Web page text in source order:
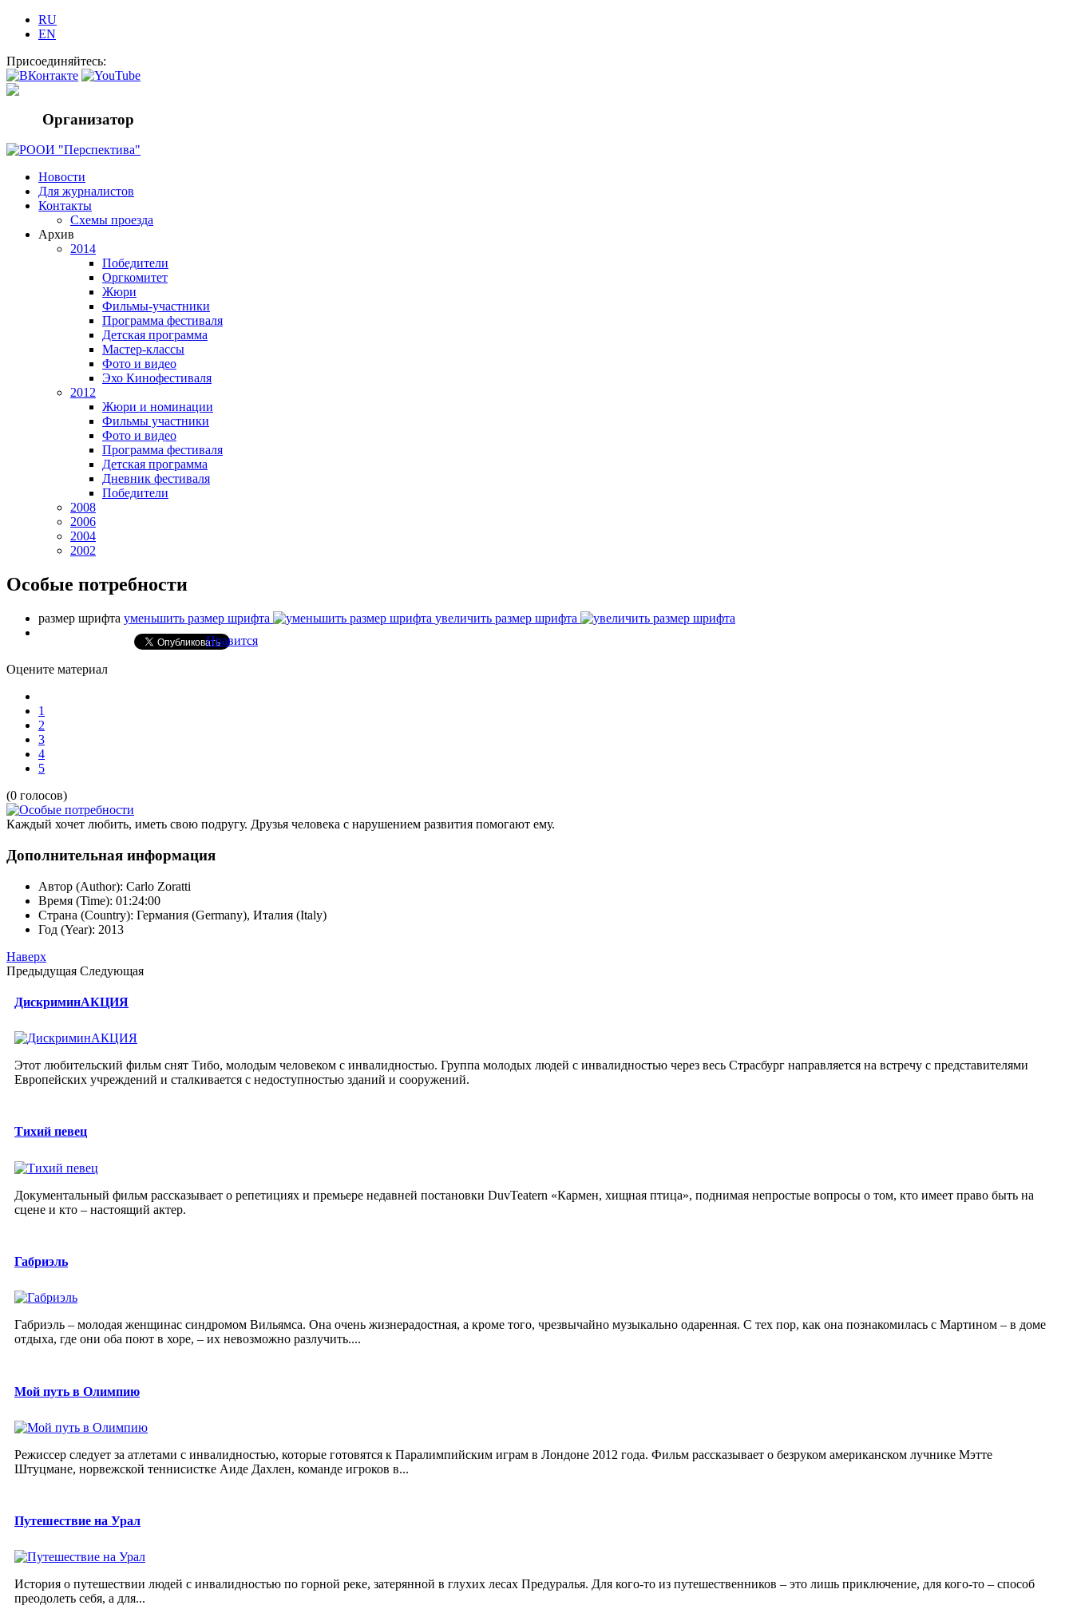
RU
EN
Присоединяйтесь:
Организатор
Новости
Для журналистов
Контакты
Схемы проезда
Архив
2014
Победители
Оргкомитет
Жюри
Фильмы-участники
Программа фестиваля
Детская программа
Мастер-классы
Фото и видео
Эхо Кинофестиваля
2012
Жюри и номинации
Фильмы участники
Фото и видео
Программа фестиваля
Детская программа
Дневник фестиваля
Победители
2008
2006
2004
2002
Особые потребности
размер шрифта уменьшить размер шрифта
увеличить размер шрифта
Нравится
Оцените материал
1
2
3
4
5
(0 голосов)
Каждый хочет любить, иметь свою подругу. Друзья человека с нарушением развития помогают ему.
Дополнительная информация
Автор (Author): Carlo Zoratti
Время (Time): 01:24:00
Страна (Country): Германия (Germany), Италия (Italy)
Год (Year): 2013
Наверх
Предыдущая Следующая
ДискриминАКЦИЯ
Этот любительский фильм снят Тибо, молодым человеком с инвалидностью. Группа молодых людей с инвалидностью через весь Страсбург направляется на встречу с представителями
Европейских учреждений и сталкивается с недоступностью зданий и сооружений.
Тихий певец
Документальный фильм рассказывает о репетициях и премьере недавней постановки DuvTeatern «Кармен, хищная птица», поднимая непростые вопросы о том, кто имеет право быть на
сцене и кто – настоящий актер.
Габриэль
Габриэль – молодая женщинас синдромом Вильямса. Она очень жизнерадостная, а кроме того, чрезвычайно музыкально одаренная. С тех пор, как она познакомилась с Мартином – в доме
отдыха, где они оба поют в хоре, – их невозможно разлучить....
Мой путь в Олимпию
Режиссер следует за атлетами с инвалидностью, которые готовятся к Паралимпийским играм в Лондоне 2012 года. Фильм рассказывает о безруком американском лучнике Мэтте
Штуцмане, норвежской теннисистке Аиде Дахлен, команде игроков в...
Путешествие на Урал
История о путешествии людей с инвалидностью по горной реке, затерянной в глухих лесах Предуралья. Для кого-то из путешественников – это лишь приключение, для кого-то – способ
преодолеть себя, а для...